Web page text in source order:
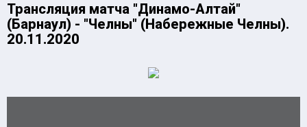
Трансляция матча "Динамо-Алтай"
(Барнаул) - "Челны" (Набережные Челны).
20.11.2020